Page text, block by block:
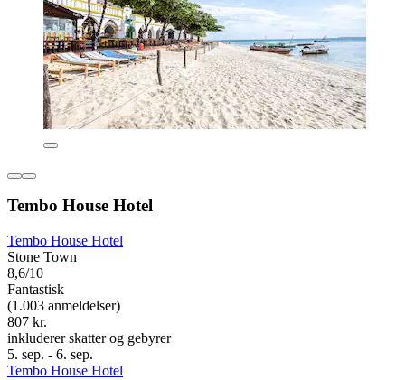
Tembo House Hotel
Tembo House Hotel
Stone Town
8,6/10
Fantastisk
(1.003 anmeldelser)
807 kr.
inkluderer skatter og gebyrer
5. sep. - 6. sep.
Tembo House Hotel